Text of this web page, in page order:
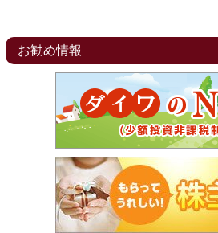
お勧め情報